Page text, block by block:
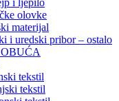
i ljepilo
olovke
materijal
i uredski pribor – ostalo
tekstil
tekstil